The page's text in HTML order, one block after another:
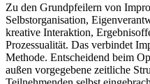
Zu den Grundpfeilern von
Selbstorganisation,
kreative Interaktion,
Prozessualität. Das verbindet
Methode. Entscheidend beim
außen vorgegebene zeitliche